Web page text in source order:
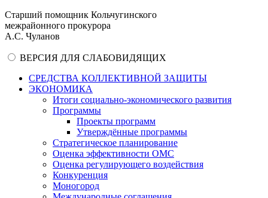
Старший помощник Кольчугинского
межрайонного прокурора
А.С. Чуланов
ВЕРСИЯ ДЛЯ СЛАБОВИДЯЩИХ
СРЕДСТВА КОЛЛЕКТИВНОЙ ЗАЩИТЫ
ЭКОНОМИКА
Итоги социально-экономического развития
Программы
Проекты программ
Утверждённые программы
Стратегическое планирование
Оценка эффективности ОМС
Оценка регулирующего воздействия
Конкуренция
Моногород